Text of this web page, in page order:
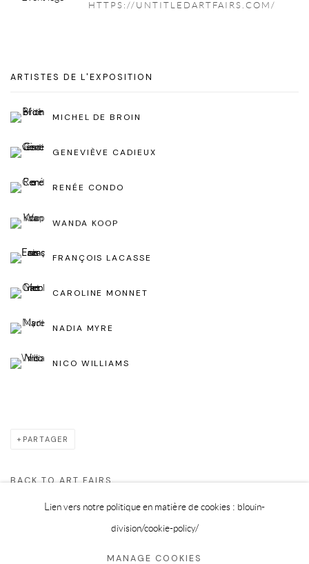
HTTPS://UNTITLEDARTFAIRS.COM/
ARTISTES DE L'EXPOSITION
MICHEL DE BROIN
GENEVIÈVE CADIEUX
RENÉE CONDO
WANDA KOOP
FRANÇOIS LACASSE
CAROLINE MONNET
NADIA MYRE
NICO WILLIAMS
PARTAGER
BACK TO ART FAIRS
Lien vers notre politique en matière de cookies : blouin-
division/cookie-policy/
MANAGE COOKIES